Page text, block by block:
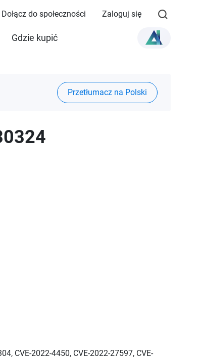
Dołącz do społeczności Zaloguj się
Gdzie kupić
Przetłumacz na Polski
CVE-2022-4450, CVE-2022-27597, CVE-